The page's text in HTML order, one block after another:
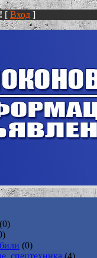
[ Вход ]
(0)
(0)
спецтехника (4)